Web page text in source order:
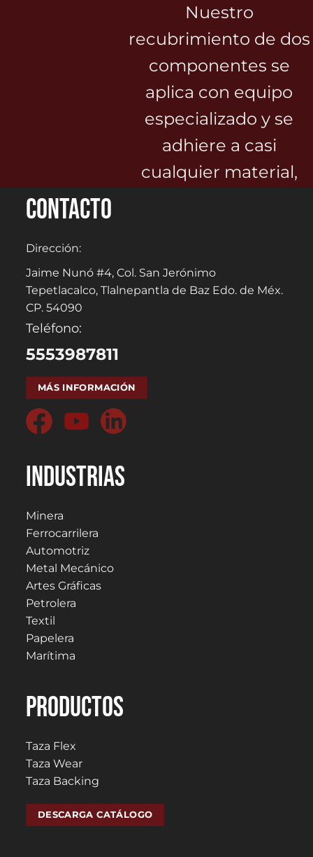
Nuestro
recubrimiento de dos
componentes se
aplica con equipo
especializado y se
adhiere a casi
cualquier material,
VER MÁS
Contacto
Dirección:
Jaime Nunó #4, Col. San Jerónimo
Tepetlacalco, Tlalnepantla de Baz Edo. de Méx.
CP. 54090
Teléfono:
5553987811
MÁS INFORMACIÓN
Industrias
Minera
Ferrocarrilera
Automotriz
Metal Mecánico
Artes Gráficas
Petrolera
Textil
Papelera
Marítima
PRODUCTOS
Taza Flex
Taza Wear
Taza Backing
DESCARGA CATÁLOGO